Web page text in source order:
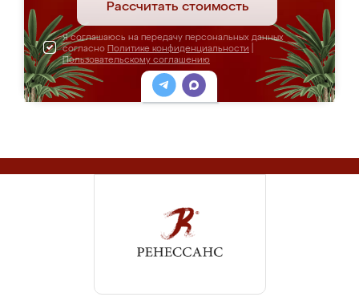
Рассчитать стоимость
Я соглашаюсь на передачу персональных данных
согласно Политике конфиденциальности
Пользовательскому соглашению